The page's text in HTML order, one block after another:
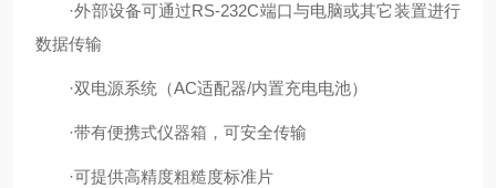
·外部设备可通过RS-232C端口与电脑或其它装置进行
数据传输
·双电源系统（AC适配器/内置充电电池）
·带有便携式仪器箱，可安全传输
·可提供高精度粗糙度标准片